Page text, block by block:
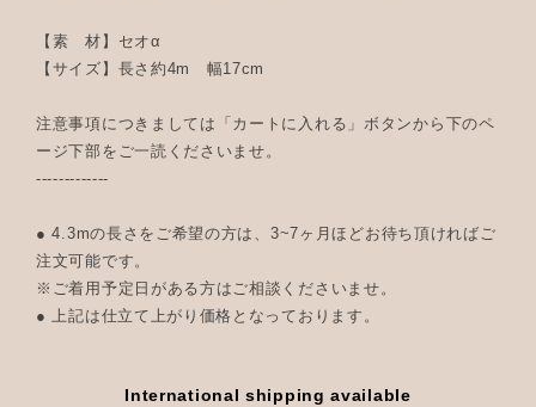
【素 材】セオα
【サイズ】長さ約4m 幅17cm
注意事項につきましては「カートに入れる」ボタンから下のペ
ージ下部をご一読くださいませ。
-------------
● 4.3mの長さをご希望の方は、3~7ヶ月ほどお待ち頂ければご
注文可能です。
※ご着用予定日がある方はご相談くださいませ。
● 上記は仕立て上がり価格となっております。
International shipping available